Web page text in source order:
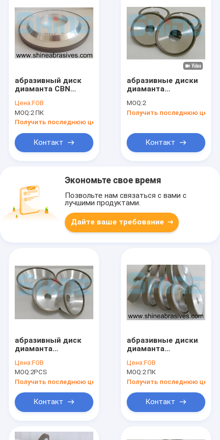
абразивный диск
диаманта CBN
3A1 для точить
микро- точность
инструментов
Цена:FOB
MOQ:2 ПК
Получить последнюю цену
Контакт
абразивные диски
диаманта
формы блюда 4V2
для точить
MOQ:2
Получить последнюю цену
Контакт
Экономьте свое время
Позвольте нам связаться с вами с
лучшими продуктами.
Дайте ваше требование
абразивный диск
диаманта
CBN 11A2 цепная
пила 45 градусов
точить 63mm
Цена:FOB
MOQ:2PCS
Получить последнюю цену
Контакт
абразивные диски
диаманта
3A1 двигают под
углом плоско
параллельное
прямо
Цена:FOB
MOQ:2 ПК
Получить последнюю цену
Контакт